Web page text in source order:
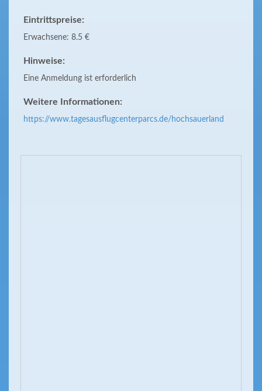
Eintrittspreise:
Erwachsene: 8.5 €
Hinweise:
Eine Anmeldung ist erforderlich
Weitere Informationen:
https://www.tagesausflugcenterparcs.de/hochsauerland